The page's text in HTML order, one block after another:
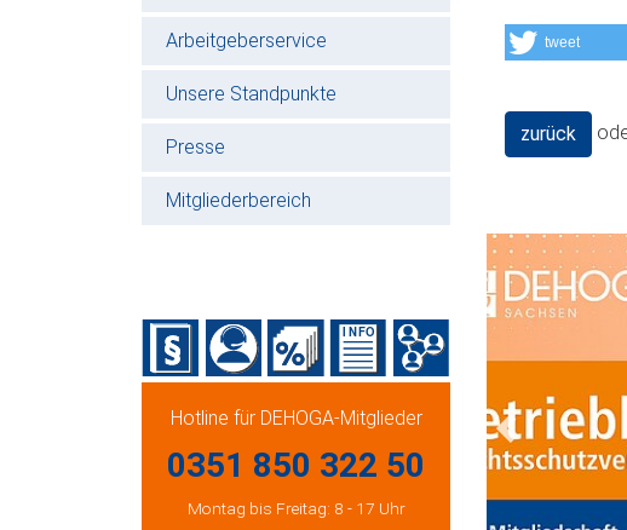
Arbeitgeberservice
Unsere Standpunkte
Presse
Mitgliederbereich
Hotline für DEHOGA-Mitglieder
0351 850 322 50
Montag bis Freitag: 8 - 17 Uhr
tweet
zurück
Previous